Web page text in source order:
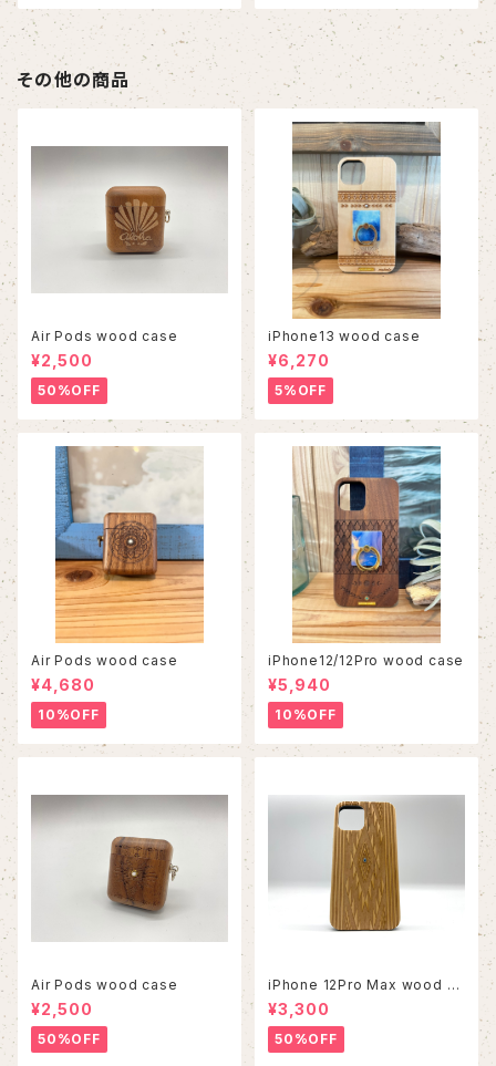
その他の商品
Air Pods wood case
¥2,500
50%OFF
iPhone13 wood case
¥6,270
5%OFF
Air Pods wood case
¥4,680
10%OFF
iPhone12/12Pro wood case
¥5,940
10%OFF
Air Pods wood case
¥2,500
50%OFF
iPhone 12Pro Max wood ca
se
¥3,300
50%OFF